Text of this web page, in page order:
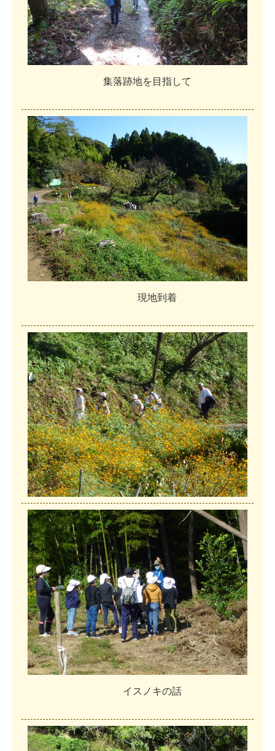
集落跡地を 目 指 して
現地到 着
イ ス ノ キの話